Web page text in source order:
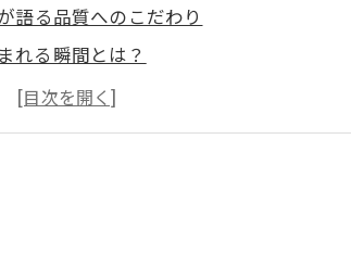
語る品質へのこだわり
れる瞬間とは？
外壁の未来
技術と信頼の両輪の重要性
せるべきか―職人の視点から見る信頼の